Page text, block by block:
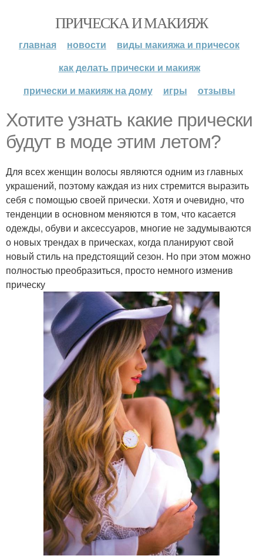
ПРИЧЕСКА И МАКИЯЖ
главная новости
виды макияжа и причесок
как делать прически и макияж
прически и макияж на дому
игры отзывы
Хотите узнать какие прически
будут в моде этим летом?
Для всех женщин волосы являются одним из главных
украшений, поэтому каждая из них стремится выразить
себя с помощью своей прически. Хотя и очевидно, что
тенденции в основном меняются в том, что касается
одежды, обуви и аксессуаров, многие не задумываются
о новых трендах в прическах, когда планируют свой
новый стиль на предстоящий сезон. Но при этом можно
полностью преобразиться, просто немного изменив
прическу